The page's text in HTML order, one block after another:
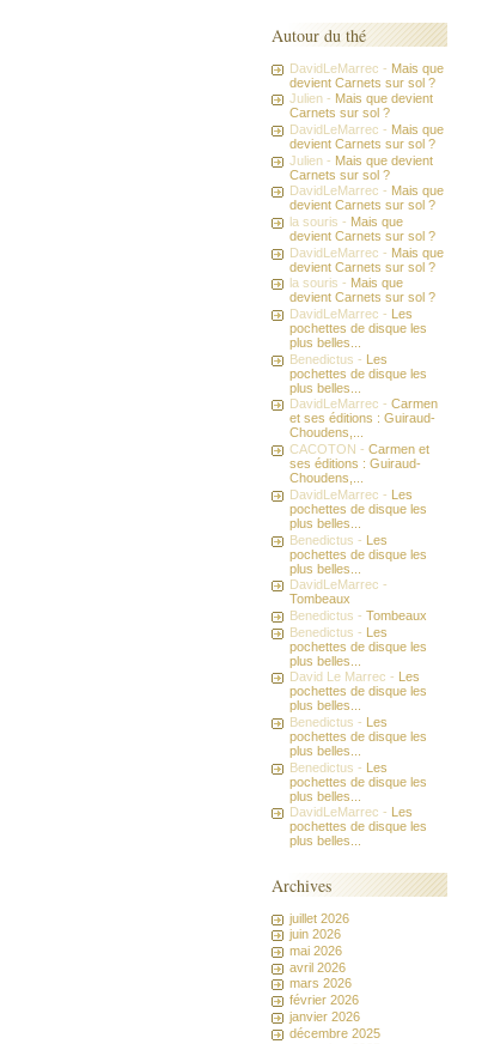
Autour du thé
DavidLeMarrec - Mais que
devient Carnets sur sol ?
Julien - Mais que devient
Carnets sur sol ?
DavidLeMarrec - Mais que
devient Carnets sur sol ?
Julien - Mais que devient
Carnets sur sol ?
DavidLeMarrec - Mais que
devient Carnets sur sol ?
la souris - Mais que
devient Carnets sur sol ?
DavidLeMarrec - Mais que
devient Carnets sur sol ?
la souris - Mais que
devient Carnets sur sol ?
DavidLeMarrec - Les
pochettes de disque les
plus belles...
Benedictus - Les
pochettes de disque les
plus belles...
DavidLeMarrec -Carmen
et ses éditions : Guiraud-
Choudens,...
CACOTON -Carmen et
ses éditions : Guiraud-
Choudens,...
DavidLeMarrec - Les
pochettes de disque les
plus belles...
Benedictus - Les
pochettes de disque les
plus belles...
DavidLeMarrec -
Tombeaux
Benedictus -Tombeaux
Benedictus - Les
pochettes de disque les
plus belles...
David Le Marrec -
Les
pochettes de disque les
plus belles...
Benedictus - Les
pochettes de disque les
plus belles...
Benedictus - Les
pochettes de disque les
plus belles...
DavidLeMarrec -
Les
pochettes de disque les
plus belles...
Archives
juillet 2026
juin 2026
mai 2026
avril 2026
mars 2026
février 2026
janvier 2026
décembre 2025